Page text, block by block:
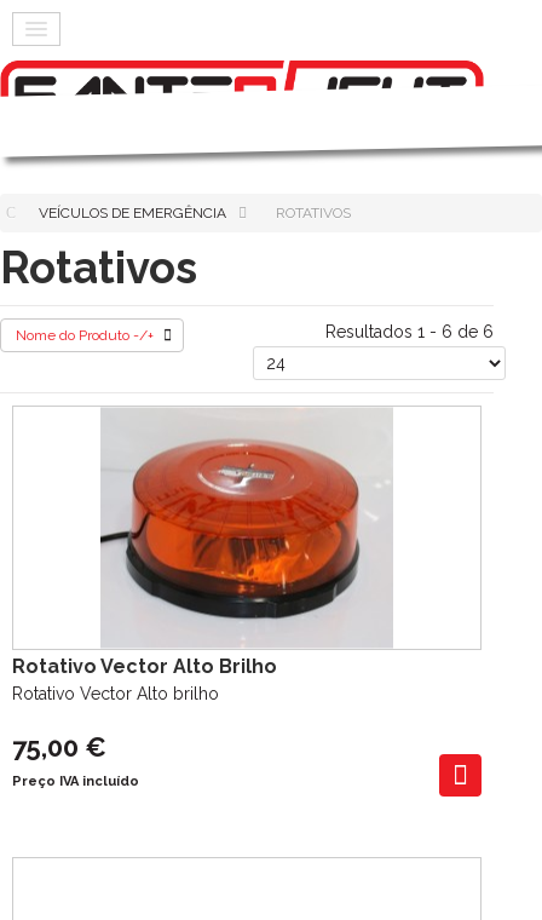
VEÍCULOS DE EMERGÊNCIA ROTATIVOS
Rotativos
Nome do Produto -/+ Resultados 1 - 6 de 6
Rotativo Vector Alto Brilho
Rotativo Vector Alto brilho
75,00 €
Preço IVA incluído